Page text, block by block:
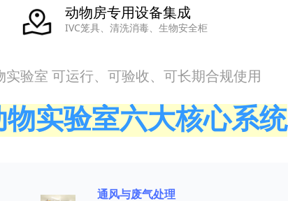
动物房专用设备集成
IVC笼具、清洗消毒、生物安全柜
实验室 可运行、可验收、可长期合规使用
物实验室六大核心系统
通风与废气处理